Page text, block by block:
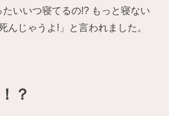
いいつ寝てるの!? もっと寝ない
んじゃうよ!」と言われました。
？